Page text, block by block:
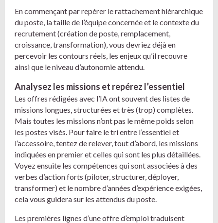
En commençant par repérer le rattachement hiérarchique
du poste, la taille de l’équipe concernée et le contexte du
recrutement (création de poste, remplacement,
croissance, transformation), vous devriez déjà en
percevoir les contours réels, les enjeux qu’il recouvre
ainsi que le niveau d’autonomie attendu.
Analysez les missions et repérez l’essentiel
Les offres rédigées avec l’IA ont souvent des listes de
missions longues, structurées et très (trop) complètes.
Mais toutes les missions n’ont pas le même poids selon
les postes visés. Pour faire le tri entre l’essentiel et
l’accessoire, tentez de relever, tout d’abord, les missions
indiquées en premier et celles qui sont les plus détaillées.
Voyez ensuite les compétences qui sont associées à des
verbes d’action forts (piloter, structurer, déployer,
transformer) et le nombre d’années d’expérience exigées,
cela vous guidera sur les attendus du poste.
Les premières lignes d’une offre d’emploi traduisent